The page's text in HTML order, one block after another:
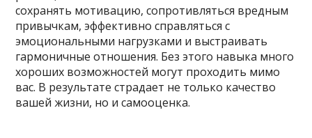
сохранять мотивацию, сопротивляться вредным
привычкам, эффективно справляться с
эмоциональными нагрузками и выстраивать
гармоничные отношения. Без этого навыка много
хороших возможностей могут проходить мимо
вас. В результате страдает не только качество
вашей жизни, но и самооценка.